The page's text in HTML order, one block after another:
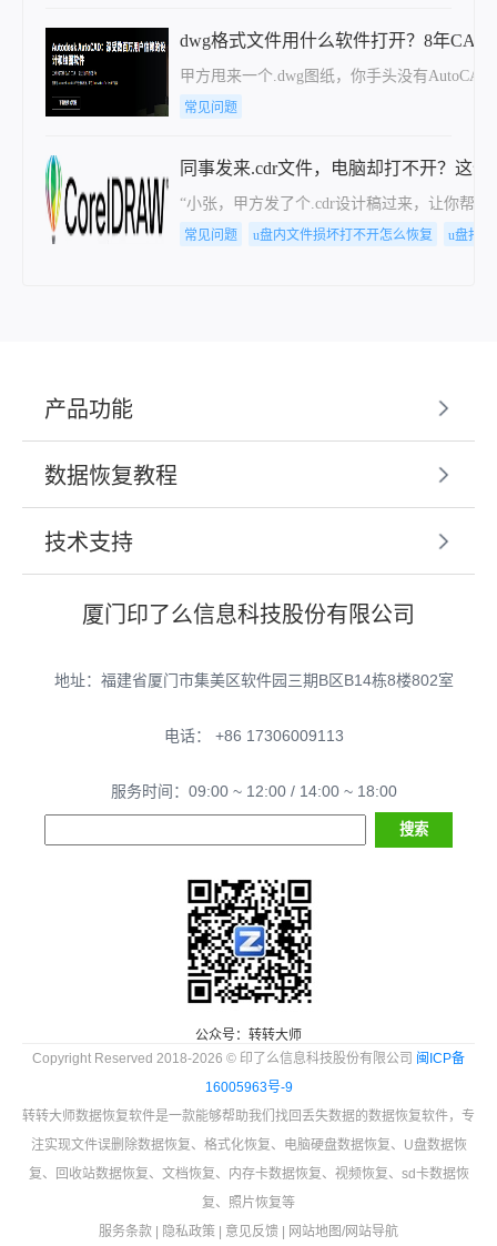
dwg格式文件用什么软件打开？8年
甲方甩来一个.dwg图纸，你手头没有
常见问题
同事发来.cdr文件，电脑却打不开？这
“小张，甲方发了个.cdr设计稿过来，让你帮
常见问题 u盘内文件损坏打不开怎么恢复 u盘打
产品功能
数据恢复教程
技术支持
厦门印了么信息科技股份有限公司
地址：福建省厦门市集美区软件园三期B区B14栋8楼802室
电话： +86 17306009113
服务时间：09:00 ~ 12:00 / 14:00 ~ 18:00
公众号：转转大师
Copyright Reserved 2018-2026 © 印了么信息科技股份有限公司 闽ICP备
16005963号-9
转转大师数据恢复软件是一款能够帮助我们找回丢失数据的数据恢复软件，专
注实现文件误删除数据恢复、格式化恢复、电脑硬盘数据恢复、U盘数据恢
复、回收站数据恢复、文档恢复、内存卡数据恢复、视频恢复、sd卡数据恢
复、照片恢复等
服务条款
隐私政策 意见反馈 网站地图/网站导航